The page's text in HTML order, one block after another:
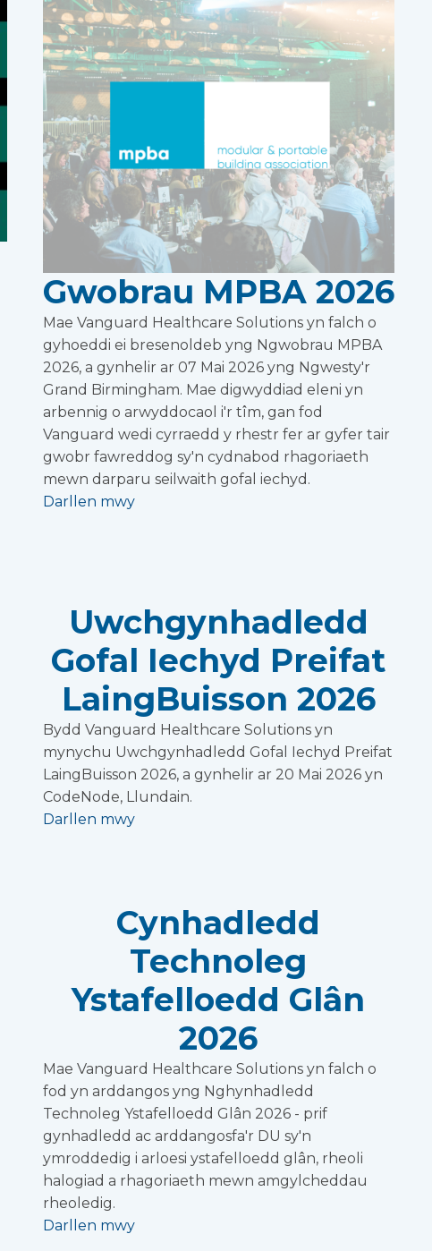
Gwobrau MPBA 2026
Mae Vanguard Healthcare Solutions yn falch o
gyhoeddi ei bresenoldeb yng Ngwobrau MPBA
2026, a gynhelir ar 07 Mai 2026 yng Ngwesty'r
Grand Birmingham. Mae digwyddiad eleni yn
arbennig o arwyddocaol i'r tîm, gan fod
Vanguard wedi cyrraedd y rhestr fer ar gyfer tair
gwobr fawreddog sy'n cydnabod rhagoriaeth
mewn darparu seilwaith gofal iechyd.
Darllen mwy
Uwchgynhadledd
Gofal Iechyd Preifat
LaingBuisson 2026
Bydd Vanguard Healthcare Solutions yn
mynychu Uwchgynhadledd Gofal Iechyd Preifat
LaingBuisson 2026, a gynhelir ar 20 Mai 2026 yn
CodeNode, Llundain.
Darllen mwy
Cynhadledd
Technoleg
Ystafelloedd Glân
2026
Mae Vanguard Healthcare Solutions yn falch o
fod yn arddangos yng Nghynhadledd
Technoleg Ystafelloedd Glân 2026 - prif
gynhadledd ac arddangosfa'r DU sy'n
ymroddedig i arloesi ystafelloedd glân, rheoli
halogiad a rhagoriaeth mewn amgylcheddau
rheoledig.
Darllen mwy